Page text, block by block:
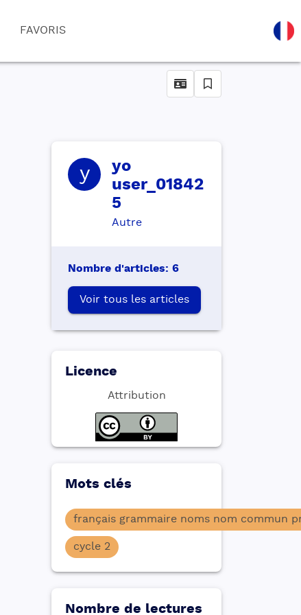
FAVORIS
y
yo
user_01842
5
Autre
Nombre d'articles: 6
Voir tous les articles
Licence
Attribution
Mots clés
français grammaire noms nom commun
cycle 2
Nombre de lectures